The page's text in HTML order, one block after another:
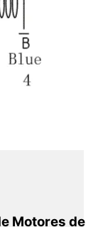
Motores de